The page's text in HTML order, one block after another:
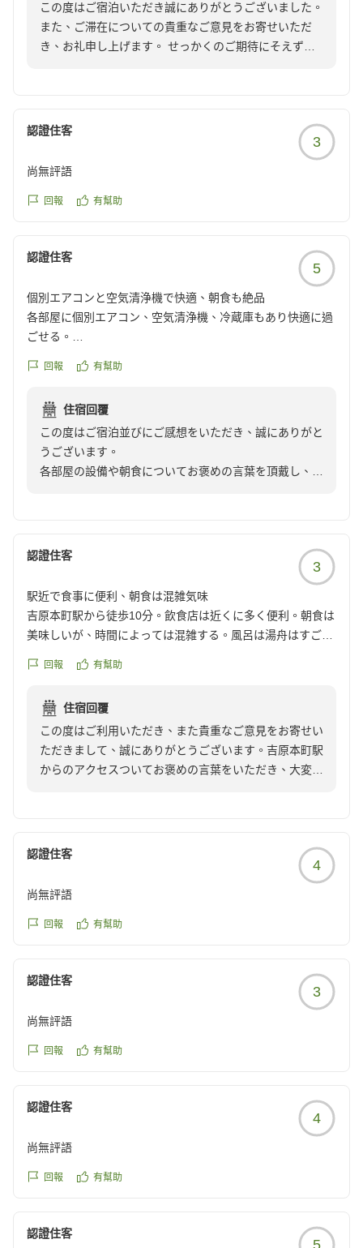
https://review.travel.rakuten.co.jp/hotel/voice/20642?
reviewId=33123478258884
この度はご宿泊いただき誠にありがとうございました。
また、ご滞在についての貴重なご意見をお寄せいただ
き、お礼申し上げます。 せっかくのご期待にそえず、
これからもご満足いただけるサービスの提供を心がけて
まいりますので、またのご利用をスタッフ一同お待ちし
ております。
認證住客
3
尚無評語
回報 有幫助
認證住客
5
個別エアコンと空気清浄機で快適、朝食も絶品
各部屋に個別エアコン、空気清浄機、冷蔵庫もあり快適に過
ごせる。
クチコミの詳細はこちらから
reviewId=33123478223195
回報 有幫助
住宿回覆
この度はご宿泊並びにご感想をいただき、誠にありがと
うございます。
各部屋の設備や朝食についてお褒めの言葉を頂戴し、大
ご利用いただき、誠にありがとうございました。
認證住客
3
駅近で食事に便利、朝食は混雑気味
吉原本町駅から徒歩10分。飲食店は近くに多く便利。朝食は
美味しいが、時間によっては混雑する。風呂は湯舟はすごく
た。
https://review.travel.rakuten.co.jp/hotel/voice/20642?
reviewId=33123478204157
回報 有幫助
住宿回覆
この度はご利用いただき、また貴重なご意見をお寄せい
ただきまして、誠にありがとうございます。吉原本町駅
からのアクセスついてお褒めの言葉をいただき、大変光
今後のご参考にさせていただき、よりお客様に快適にお
過ごしいただけるよう努めてまいります。 ありがとう
ございました。
認證住客
4
尚無評語
回報 有幫助
認證住客
3
尚無評語
回報 有幫助
認證住客
4
尚無評語
回報 有幫助
認證住客
5